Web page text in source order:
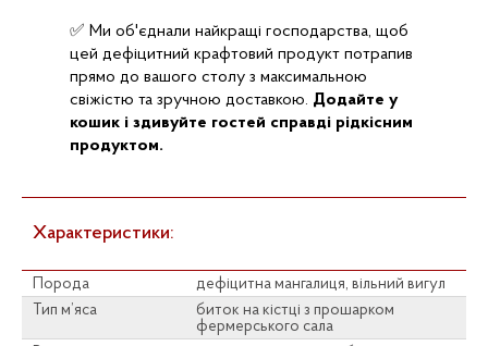
✅ Ми об'єднали найкращі господарства, щоб
цей дефіцитний крафтовий продукт потрапив
прямо до вашого столу з максимальною
свіжістю та зручною доставкою. Додайте у
кошик і здивуйте гостей справді рідкісним
продуктом.
Характеристики:
Порода
дефіцитна мангалиця, вільний вигул
Тип м’яса
биток на кістці з прошарком
фермерського сала